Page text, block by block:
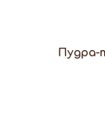
Пудра-